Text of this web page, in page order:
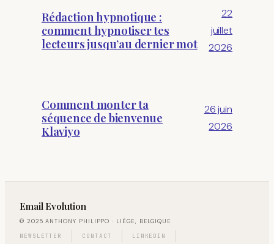
Rédaction hypnotique :
comment hypnotiser tes
lecteurs jusqu’au dernier mot
22
juillet
2026
Comment monter ta
séquence de bienvenue
Klaviyo
26 juin
2026
Email Evolution
© 2025 ANTHONY PHILIPPO · LIÈGE, BELGIQUE
NEWSLETTER
CONTACT LINKEDIN